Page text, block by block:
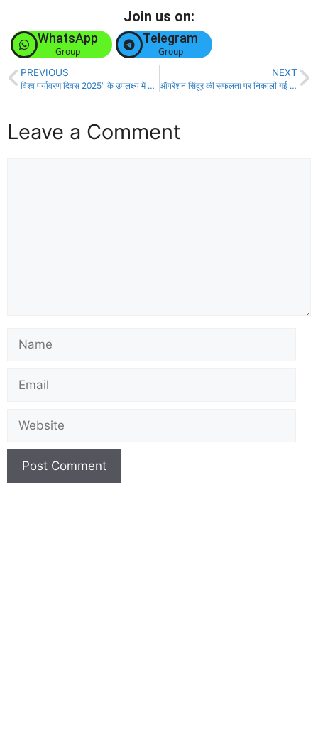
Join us on:
WhatsApp
Group
Telegram
Group
PREVIOUS
विश्व पर्यावरण दिवस 2025″ के उपलक्ष्य में समस्तीपुर मंडल द्वारा विशेष जागरूकता एवं स्वच्छता अभियान!
NEXT
ऑपरेशन सिंदूर की सफलता पर निकाली गई तिरंगा यात्रा
Leave a Comment